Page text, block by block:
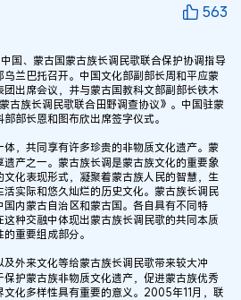
563
、蒙古国蒙古族长调民歌联合保护协调指导
兰巴托召开。中国文化部副部长周和平应蒙
出席会议，并与蒙古国教科文部副部长铁木
古族长调民歌联合田野调查协议》。中国驻蒙
部长恩和图布欣出席签字仪式。
，共同享有许多珍贵的非物质文化遗产。蒙
产之一。蒙古族长调是蒙古族文化的重要象
化表现形式，凝聚着蒙古族人民的智慧，生
实际和悠久灿烂的历史文化。蒙古族长调民
内蒙古自治区和蒙古国。各自具有不同特
种交融中体现出蒙古族长调民歌的共同本质
重要组成部分。
外来文化等给蒙古族长调民歌带来较大冲
护蒙古族非物质文化遗产，促进蒙古族优秀
化多样性具有重要的意义。2005年11月，联